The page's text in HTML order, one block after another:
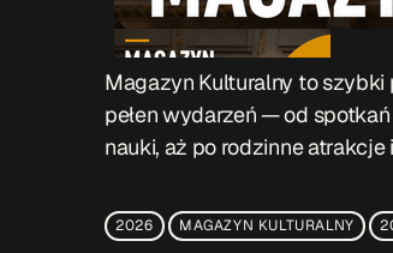
Magazyn Kulturalny to szybki
pełen wydarzeń — od
nauki, aż po rodzinne
2026 MAGAZYN KULTURALNY